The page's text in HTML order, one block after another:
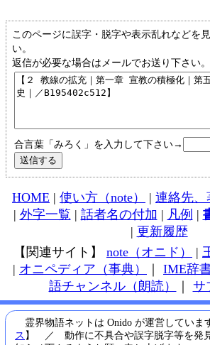
このページに誤字・脱字や表示乱れなどを
い。
返信が必要な場合はメールでお送り下さい
合言葉「みろく」を入力して下さい→
HOME | 使い方（note） | 連絡先、
| 外字一覧 | 話者名の付加 | 凡例 |
| 更新履歴
【関連サイト】 note（オニド） |
| オニペディア（事典） IME辞
語チャンネル（朗読）
サ
霊界物語ネットは Onido が運営していま
ス 】 ／ 動作に不具合や誤字脱字等を発